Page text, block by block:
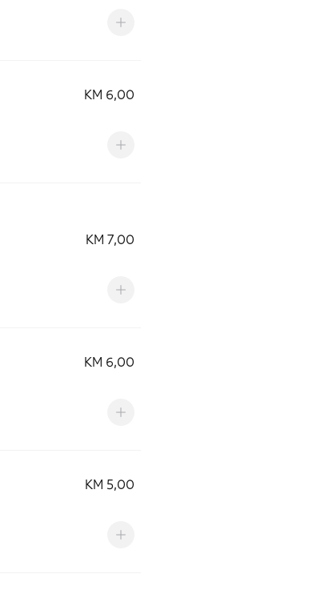
KM 6,00
KM 7,00
KM 6,00
KM 5,00